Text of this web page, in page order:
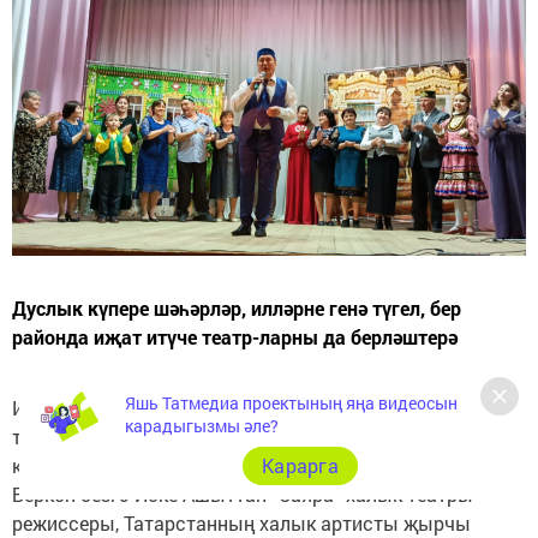
Дуслык күпере шәһәрләр, илләрне генә түгел, бер
районда иҗат итүче театр-ларны да берләштерә
Иске Ашытның “Саяра” һәм Кышкарның “Нур” халык
театрлары арасында булган дуслык җепләрен дуслык
күпере тагын да ныгыткан.
Беркөн безгә Иске Ашыттан “Саяра” халык театры
режиссеры, Татарстанның халык артисты җырчы
Яшь Татмедиа проектының яңа видеосын
карадыгызмы әле?
Карарга